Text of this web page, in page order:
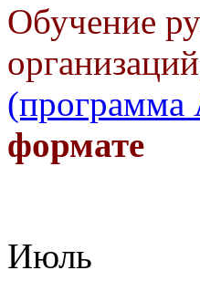
Обучение
(программа
формате
Июль